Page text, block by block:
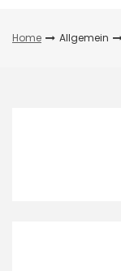
Home Allgemein